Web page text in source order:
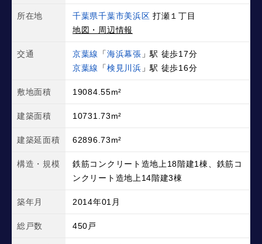
所在地 千葉県千葉市美浜区 打瀬１丁目
地図・周辺情報
交通 京葉線 「海浜幕張 」駅 徒歩17分
京葉線
「検見川浜 」駅 徒歩16分
敷地面積 19084.55m²
建築面積 10731.73m²
建築延面積 62896.73m²
構造・規模
鉄筋コンクリート造地上18階建1棟、鉄筋コ
ンクリート造地上14階建3棟
築年月 2014年01月
総戸数 450戸